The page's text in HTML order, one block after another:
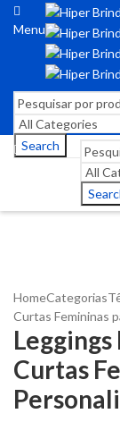
Menu
Search
HomeCategorias
Curtas Femininas
Curtas